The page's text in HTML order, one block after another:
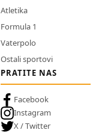
Atletika
Formula 1
Vaterpolo
Ostali sportovi
PRATITE NAS
Facebook
Instagram
X / Twitter